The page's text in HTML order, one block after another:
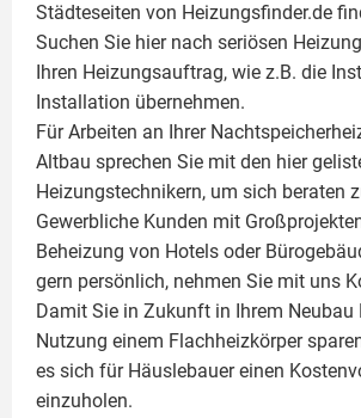
Städteseiten von Heizungsfinder.de
Suchen Sie hier nach seriösen
Ihren Heizungsauftrag, wie z.B. die
Installation übernehmen.
Für Arbeiten an Ihrer
Altbau sprechen Sie mit den hier
Heizungstechnikern, um sich beraten
Gewerbliche Kunden mit
Beheizung von Hotels oder
gern persönlich, nehmen Sie mit uns
Damit Sie in Zukunft in Ihrem Neubau
Nutzung einem Flachheizkörper
es sich für Häuslebauer einen
einzuholen.